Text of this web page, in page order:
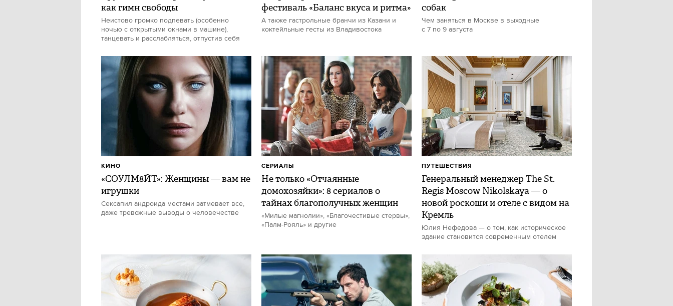
как гимн свободы
Неистово громко подпевать (особенно
ночью с открытыми окнами в машине),
танцевать и расслабляться, отпустив себя
фестиваль «Баланс вкуса и ритма»
А также гастрольные бранчи из Казани и
коктейльные гесты из Владивостока
собак
Чем заняться в Москве в выходные
с 7 по 9 августа
«СОУЛМ8ЙТ»: Женщины — вам не
игрушки
Сексапил андроида местами затмевает все,
даже тревожные выводы о человечестве
КИНО
Не только «Отчаянные
домохозяйки»: 8 сериалов о
тайнах благополучных женщин
«Милые магнолии», «Благочестивые стервы»,
«Палм-Рояль» и другие
СЕРИАЛЫ
Генеральный менеджер The St.
Regis Moscow Nikolskaya — о
новой роскоши и отеле с видом на
Кремль
Юлия Нефедова — о том, как историческое
здание становится современным отелем
ПУТЕШЕСТВИЯ